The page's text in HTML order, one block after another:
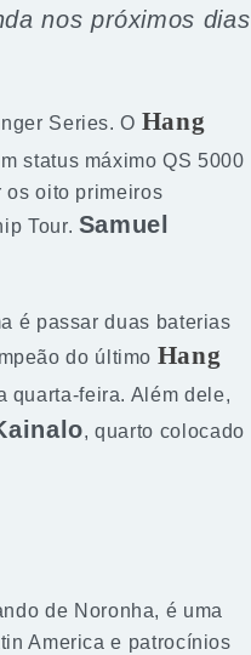
nos próximos dias
Series. O Hang
status máximo QS 5000
os oito primeiros
Tour. Samuel
é passar duas baterias
do último Hang
quarta-feira. Além dele,
, quarto colocado
de Noronha, é uma
America e patrocínios